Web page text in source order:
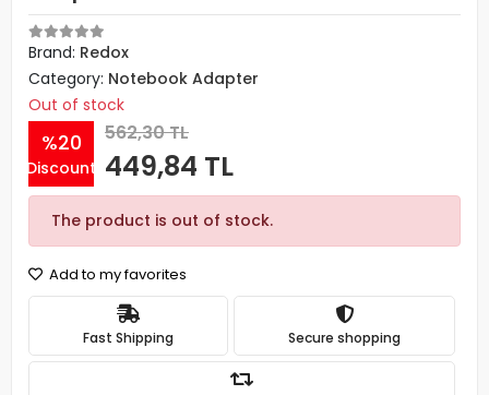
Brand: Redox
Category: Notebook Adapter
Out of stock
%20
Discount
562,30 TL
449,84 TL
The product is out of stock.
Add to my favorites
Fast Shipping Secure shopping